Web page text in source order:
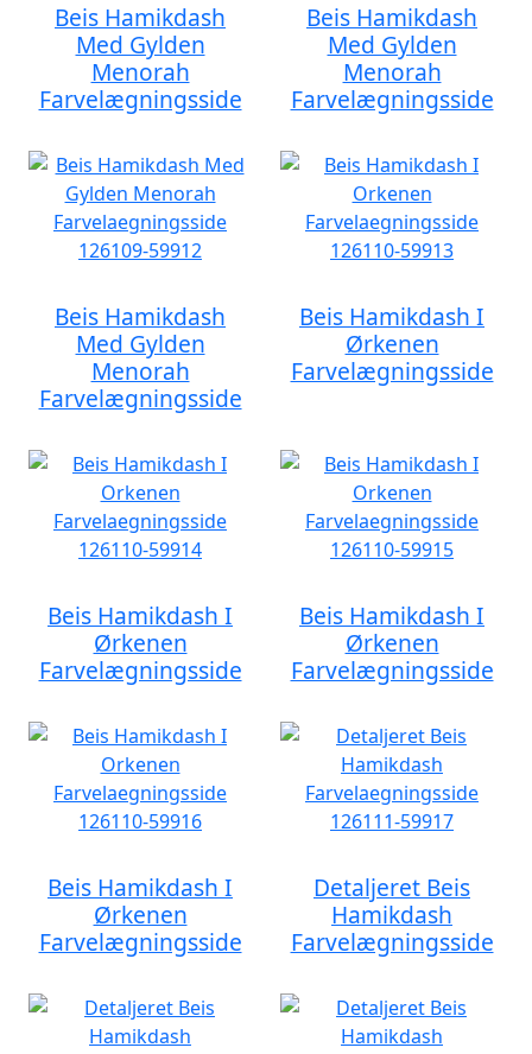
Beis Hamikdash
Med Gylden
Menorah
Farvelægningsside
Beis Hamikdash
Med Gylden
Menorah
Farvelægningsside
Beis Hamikdash
Med Gylden
Menorah
Farvelægningsside
Beis Hamikdash I
Ørkenen
Farvelægningsside
Beis Hamikdash I
Ørkenen
Farvelægningsside
Beis Hamikdash I
Ørkenen
Farvelægningsside
Beis Hamikdash I
Ørkenen
Farvelægningsside
Detaljeret Beis
Hamikdash
Farvelægningsside